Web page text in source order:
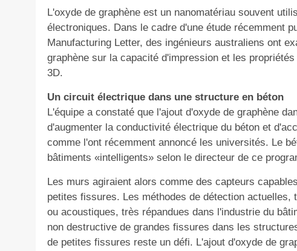
L'oxyde de graphène est un nanomatériau souvent
électroniques. Dans le cadre d'une étude récemment
Manufacturing Letter, des ingénieurs australiens ont
graphène sur la capacité d'impression et les
3D.
Un circuit électrique dans une structure en béton
L'équipe a constaté que l'ajout d'oxyde de graphène
d'augmenter la conductivité électrique du béton et
comme l'ont récemment annoncé les universités. Le
bâtiments «intelligents» selon le directeur de ce
Les murs agiraient alors comme des capteurs
petites fissures. Les méthodes de détection actuelles,
ou acoustiques, très répandues dans l'industrie du
non destructive de grandes fissures dans les
de petites fissures reste un défi. L'ajout d'oxyde de